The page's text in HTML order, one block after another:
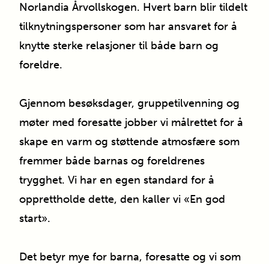
Norlandia Årvollskogen. Hvert barn blir tildelt
tilknytningspersoner som har ansvaret for å
knytte sterke relasjoner til både barn og
foreldre.
Gjennom besøksdager, gruppetilvenning og
møter med foresatte jobber vi målrettet for å
skape en varm og støttende atmosfære som
fremmer både barnas og foreldrenes
trygghet. Vi har en egen standard for å
opprettholde dette, den kaller vi «En god
start».
Det betyr mye for barna, foresatte og vi som